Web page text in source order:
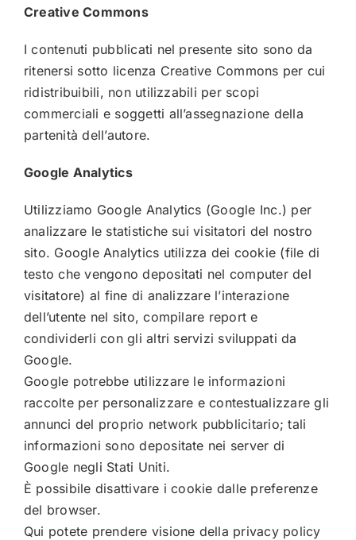
Creative Commons
I contenuti pubblicati nel presente sito sono da
ritenersi sotto licenza Creative Commons per cui
ridistribuibili, non utilizzabili per scopi
commerciali e soggetti all’assegnazione della
partenità dell’autore.
Google Analytics
Utilizziamo Google Analytics (Google Inc.) per
analizzare le statistiche sui visitatori del nostro
sito. Google Analytics utilizza dei cookie (file di
testo che vengono depositati nel computer del
visitatore) al fine di analizzare l’interazione
dell’utente nel sito, compilare report e
condividerli con gli altri servizi sviluppati da
Google.
Google potrebbe utilizzare le informazioni
raccolte per personalizzare e contestualizzare gli
annunci del proprio network pubblicitario; tali
informazioni sono depositate nei server di
Google negli Stati Uniti.
È possibile disattivare i cookie dalle preferenze
del browser.
Qui potete prendere visione della privacy policy